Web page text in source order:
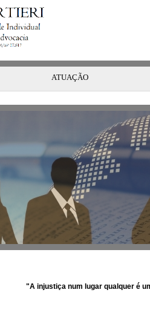
ATUAÇÃO
"A injustiça num lugar qualquer é uma